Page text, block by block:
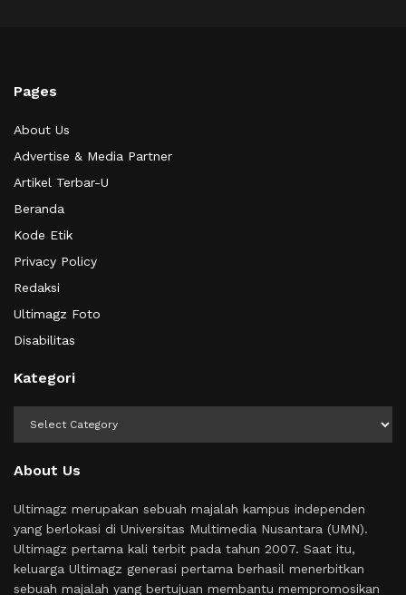
Pages
About Us
Advertise & Media Partner
Artikel Terbar-U
Beranda
Kode Etik
Privacy Policy
Redaksi
Ultimagz Foto
Disabilitas
Kategori
About Us
Ultimagz merupakan sebuah majalah kampus independen
yang berlokasi di Universitas Multimedia Nusantara (UMN).
Ultimagz pertama kali terbit pada tahun 2007. Saat itu,
keluarga Ultimagz generasi pertama berhasil menerbitkan
sebuah majalah yang bertujuan membantu mempromosikan